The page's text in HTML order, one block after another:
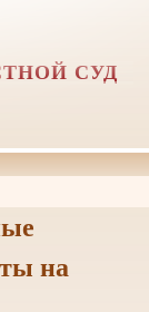
СУД
на